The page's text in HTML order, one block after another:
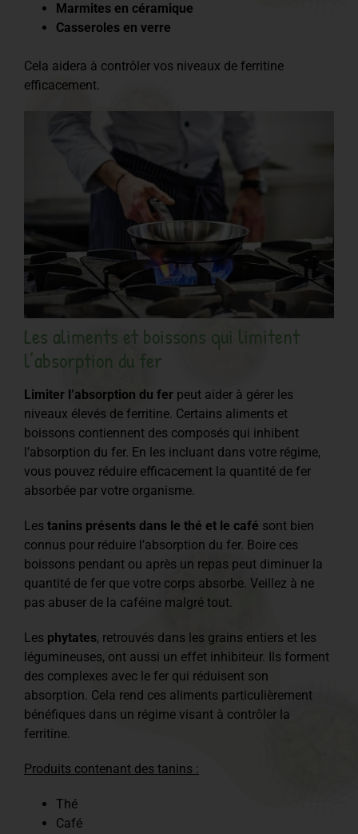
Marmites en céramique
Casseroles en verre
Cela aidera à contrôler vos niveaux de ferritine
efficacement.
Les aliments et boissons qui limitent
l’absorption du fer
Limiter l’absorption du fer peut aider à gérer les
niveaux élevés de ferritine. Certains aliments et
boissons contiennent des composés qui inhibent
l’absorption du fer. En les incluant dans votre régime,
vous pouvez réduire efficacement la quantité de fer
absorbée par votre organisme.
Les tanins présents dans le thé et le café sont bien
connus pour réduire l’absorption du fer. Boire ces
boissons pendant ou après un repas peut diminuer la
quantité de fer que votre corps absorbe. Veillez à ne
pas abuser de la caféine malgré tout.
Les phytates, retrouvés dans les grains entiers et les
légumineuses, ont aussi un effet inhibiteur. Ils forment
des complexes avec le fer qui réduisent son
absorption. Cela rend ces aliments particulièrement
bénéfiques dans un régime visant à contrôler la
ferritine.
Produits contenant des tanins :
Thé
Café